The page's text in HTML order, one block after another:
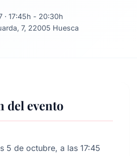
· 17:45h - 20:30h
7, 22005 Huesca
del evento
5 de octubre, a las 17:45